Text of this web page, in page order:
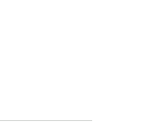
서관인 티롤 도서관
Community Centre)
페들이 즐비합니다.